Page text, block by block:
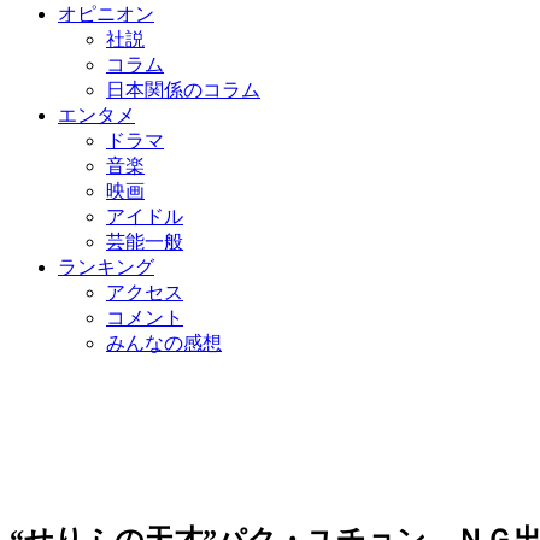
オピニオン
社説
コラム
日本関係のコラム
エンタメ
ドラマ
音楽
映画
アイドル
芸能一般
ランキング
アクセス
コメント
みんなの感想